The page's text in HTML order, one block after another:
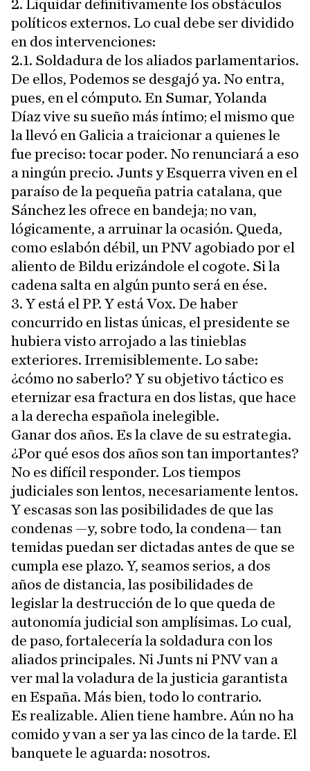
2. Liquidar definitivamente los obstáculos
políticos externos. Lo cual debe ser dividido
en dos intervenciones:
2.1. Soldadura de los aliados parlamentarios.
De ellos, Podemos se desgajó ya. No entra,
pues, en el cómputo. En Sumar, Yolanda
Díaz vive su sueño más íntimo; el mismo que
la llevó en Galicia a traicionar a quienes le
fue preciso: tocar poder. No renunciará a eso
a ningún precio. Junts y Esquerra viven en el
paraíso de la pequeña patria catalana, que
Sánchez les ofrece en bandeja; no van,
lógicamente, a arruinar la ocasión. Queda,
como eslabón débil, un PNV agobiado por el
aliento de Bildu erizándole el cogote. Si la
cadena salta en algún punto será en ése.
3. Y está el PP. Y está Vox. De haber
concurrido en listas únicas, el presidente se
hubiera visto arrojado a las tinieblas
exteriores. Irremisiblemente. Lo sabe:
¿cómo no saberlo? Y su objetivo táctico es
eternizar esa fractura en dos listas, que hace
a la derecha española inelegible.
Ganar dos años. Es la clave de su estrategia.
¿Por qué esos dos años son tan importantes?
No es difícil responder. Los tiempos
judiciales son lentos, necesariamente lentos.
Y escasas son las posibilidades de que las
condenas —y, sobre todo, la condena— tan
temidas puedan ser dictadas antes de que se
cumpla ese plazo. Y, seamos serios, a dos
años de distancia, las posibilidades de
legislar la destrucción de lo que queda de
autonomía judicial son amplísimas. Lo cual,
de paso, fortalecería la soldadura con los
aliados principales. Ni Junts ni PNV van a
ver mal la voladura de la justicia garantista
en España. Más bien, todo lo contrario.
Es realizable. Alien tiene hambre. Aún no ha
comido y van a ser ya las cinco de la tarde. El
banquete le aguarda: nosotros.